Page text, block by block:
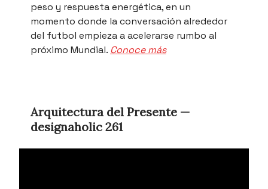
peso y respuesta energética, en un
momento donde la conversación alrededor
del futbol empieza a acelerarse rumbo al
próximo Mundial. Conoce más
Arquitectura del Presente —
designaholic 261